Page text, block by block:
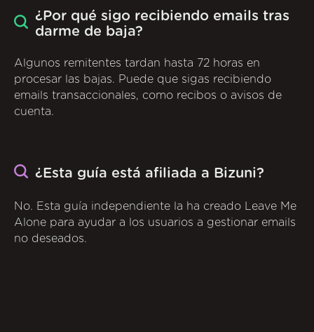
¿Por qué sigo recibiendo emails tras
darme de baja?
Algunos remitentes tardan hasta 72 horas en
procesar las bajas. Puede que sigas recibiendo
emails transaccionales, como recibos o avisos de
cuenta.
¿Esta guía está afiliada a Bizuni?
No. Esta guía independiente la ha creado Leave Me
Alone para ayudar a los usuarios a gestionar emails
no deseados.